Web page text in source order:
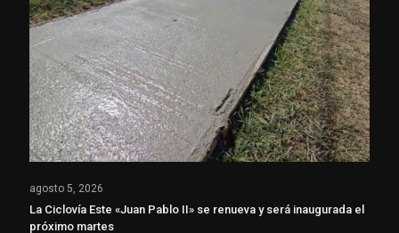
agosto 5, 2026
La Ciclovía Este «Juan Pablo II» se renueva y será inaugurada el
próximo martes